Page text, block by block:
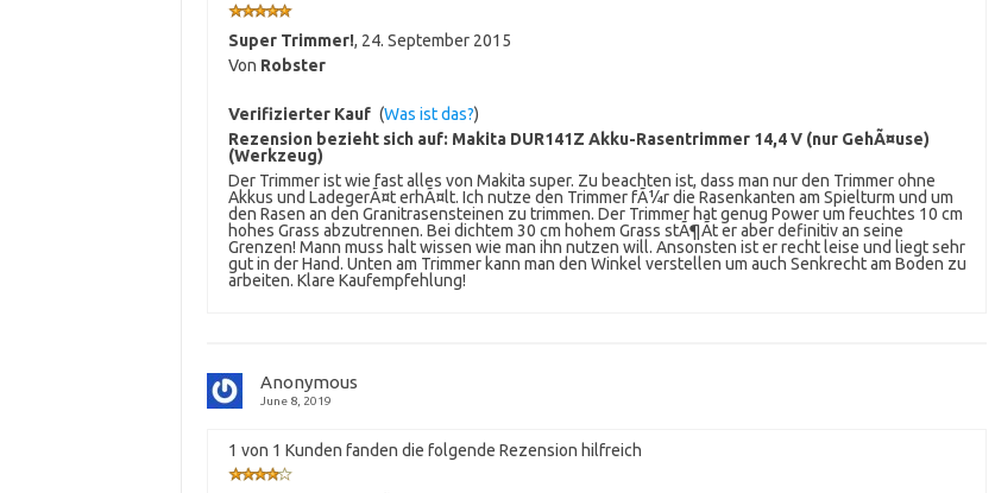
Super Trimmer!, 24. September 2015
Von Robster
Verifizierter Kauf (Was ist das?)
Rezension bezieht sich auf: Makita DUR141Z Akku-Rasentrimmer 14,4 V (nur GehÃ¤use)
(Werkzeug)
Der Trimmer ist wie fast alles von Makita super. Zu beachten ist, dass man nur den Trimmer ohne
Akkus und LadegerÃ¤t erhÃ¤lt. Ich nutze den Trimmer fÃ¼r die Rasenkanten am Spielturm und um
den Rasen an den Granitrasensteinen zu trimmen. Der Trimmer hat genug Power um feuchtes 10 cm
hohes Grass abzutrennen. Bei dichtem 30 cm hohem Grass stÃ¶Ãt er aber definitiv an seine
Grenzen! Mann muss halt wissen wie man ihn nutzen will. Ansonsten ist er recht leise und liegt sehr
gut in der Hand. Unten am Trimmer kann man den Winkel verstellen um auch Senkrecht am Boden zu
arbeiten. Klare Kaufempfehlung!
Anonymous
June 8, 2019
1 von 1 Kunden fanden die folgende Rezension hilfreich